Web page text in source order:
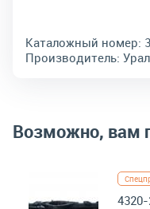
Каталожный номер:
Производитель:
Возможно, вам
4320-